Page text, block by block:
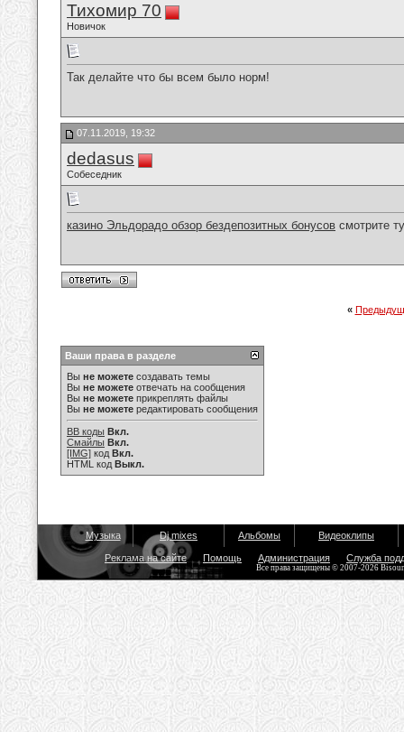
Тихомир 70
Новичок
Так делайте что бы всем было норм!
07.11.2019, 19:32
dedasus
Собеседник
казино Эльдорадо обзор бездепозитных бонусов смотрите
«
Ваши права в разделе
Вы не можете создавать темы
Вы не можете отвечать на сообщения
Вы не можете прикреплять файлы
Вы не можете редактировать сообщения
BB коды Вкл.
Смайлы Вкл.
[IMG] код Вкл.
HTML код Выкл.
Музыка Dj mixes Альбомы Видеоклипы
Реклама на сайте Помощь Администрация Служба
Все права защищены © 2007-2026